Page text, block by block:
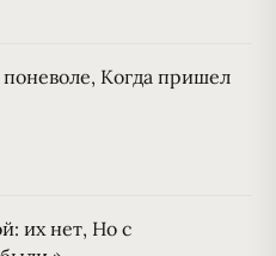
Когда пришел
их нет, Но с